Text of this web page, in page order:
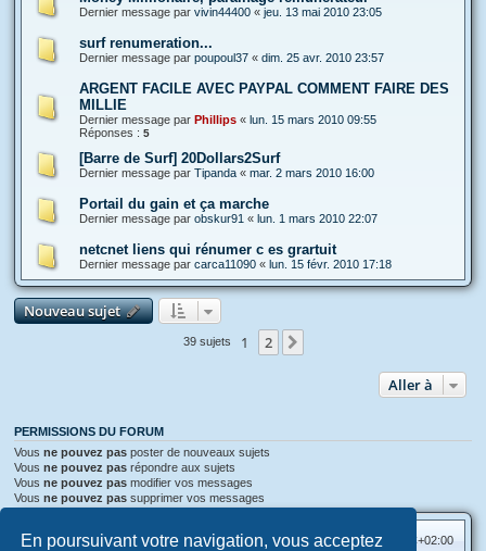
En poursuivant votre navigation, vous acceptez
Dernier message par vivin44400 « jeu. 13 mai 2010 23:05
surf renumeration...
Dernier message par poupoul37 « dim. 25 avr. 2010 23:57
ARGENT FACILE AVEC PAYPAL COMMENT FAIRE DES
MILLIE
Dernier message par Phillips « lun. 15 mars 2010 09:55
Réponses : 5
[Barre de Surf] 20Dollars2Surf
Dernier message par Tipanda « mar. 2 mars 2010 16:00
Portail du gain et ça marche
Dernier message par obskur91 « lun. 1 mars 2010 22:07
netcnet liens qui rénumer c es grartuit
Dernier message par carca11090 « lun. 15 févr. 2010 17:18
Nouveau sujet
39 sujets 1 2
Aller à
PERMISSIONS DU FORUM
Vous ne pouvez pas poster de nouveaux sujets
Vous ne pouvez pas répondre aux sujets
Vous ne pouvez pas modifier vos messages
Vous ne pouvez pas supprimer vos messages
Accueil Index du forum Heures au format UTC+02:00